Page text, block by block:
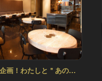
画！わたしと＂あの＂